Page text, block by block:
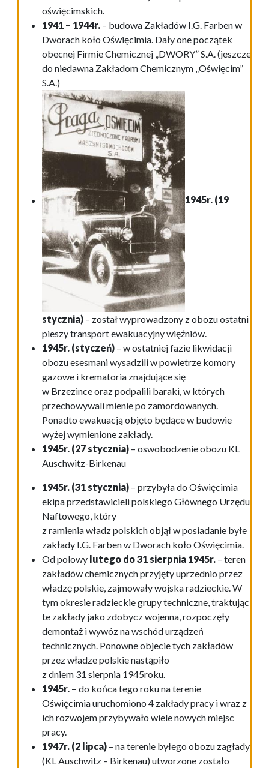
oświęcimskich.
1941 – 1944r. – budowa Zakładów I.G. Farben w
Dworach koło Oświęcimia. Dały one początek
obecnej Firmie Chemicznej „DWORY” S.A. (jeszcze
do niedawna Zakładom Chemicznym „Oświęcim”
S.A.)
1945r. (19
stycznia) – został wyprowadzony z obozu ostatni
pieszy transport ewakuacyjny więźniów.
1945r. (styczeń) – w ostatniej fazie likwidacji
obozu esesmani wysadzili w powietrze komory
gazowe i krematoria znajdujące się
w Brzezince oraz podpalili baraki, w których
przechowywali mienie po zamordowanych.
Ponadto ewakuacją objęto będące w budowie
wyżej wymienione zakłady.
1945r. (27 stycznia) – oswobodzenie obozu KL
Auschwitz-Birkenau
1945r. (31 stycznia) – przybyła do Oświęcimia
ekipa przedstawicieli polskiego Głównego Urzędu
Naftowego, który
z ramienia władz polskich objął w posiadanie byłe
zakłady I.G. Farben w Dworach koło Oświęcimia.
Od polowy lutego do 31 sierpnia 1945r. – teren
zakładów chemicznych przyjęty uprzednio przez
władzę polskie, zajmowały wojska radzieckie. W
tym okresie radzieckie grupy techniczne, traktując
te zakłady jako zdobycz wojenna, rozpoczęły
demontaż i wywóz na wschód urządzeń
technicznych. Ponowne objecie tych zakładów
przez władze polskie nastąpiło
z dniem 31 sierpnia 1945roku.
1945r. – do końca tego roku na terenie
Oświęcimia uruchomiono 4 zakłady pracy i wraz z
ich rozwojem przybywało wiele nowych miejsc
pracy.
1947r. (2 lipca) – na terenie byłego obozu zagłady
(KL Auschwitz – Birkenau) utworzone zostało